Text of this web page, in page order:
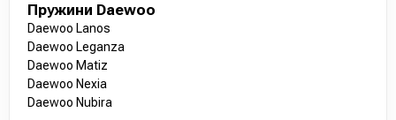
Пружини Daewoo
Daewoo Lanos
Daewoo Leganza
Daewoo Matiz
Daewoo Nexia
Daewoo Nubira